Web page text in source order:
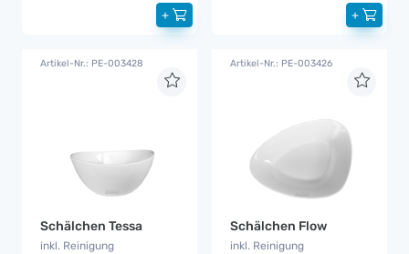
+ +
Artikel-Nr.: PE-003428
Schälchen Tessa
inkl. Reinigung
Artikel-Nr.: PE-003426
Schälchen Flow
inkl. Reinigung